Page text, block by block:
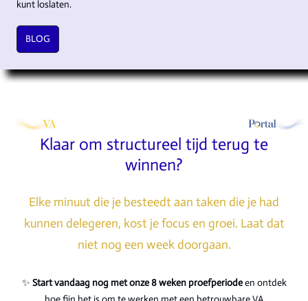
kunt loslaten.
BLOG
Klaar om structureel tijd terug te
winnen?
Elke minuut die je besteedt aan taken die je had
kunnen delegeren, kost je focus en groei. Laat dat
niet nog een week doorgaan.
✨ Start vandaag nog met onze 8 weken proefperiodeen ontdek